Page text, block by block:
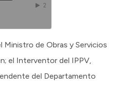
Ministro de Obras y Servicios
el Interventor del IPPV,
del Departamento